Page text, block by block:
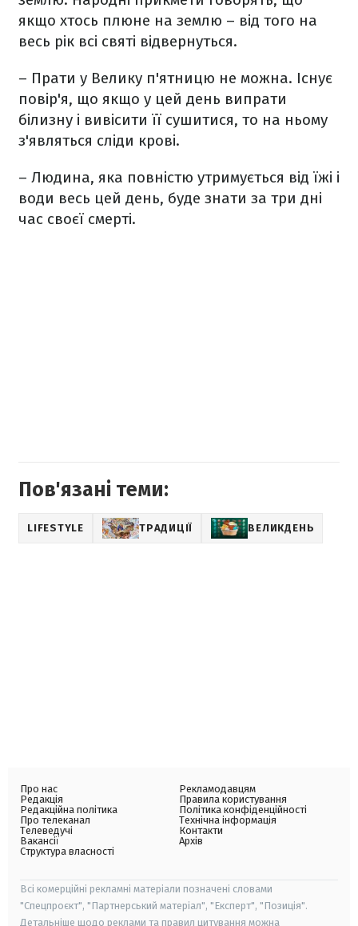
якщо хтось плюне на землю – від того на
весь рік всі святі відвернуться.
– Прати у Велику п'ятницю не можна. Існує
повір'я, що якщо у цей день випрати
білизну і вивісити її сушитися, то на ньому
з'являться сліди крові.
– Людина, яка повністю утримується від їжі і
води весь цей день, буде знати за три дні
час своєї смерті.
Пов'язані теми:
LIFESTYLE ТРАДИЦІЇ ВЕЛИКДЕНЬ
Про нас
Редакція
Редакційна політика
Про телеканал
Телеведучі
Вакансії
Структура власності
Рекламодавцям
Правила користування
Політика конфіденційності
Технічна інформація
Контакти
Архів
Всі комерційні рекламні матеріали позначені словами
"Спецпроєкт", "Партнерський матеріал", "Експерт", "Позиція".
Детальніше щодо реклами та правил цитування можна